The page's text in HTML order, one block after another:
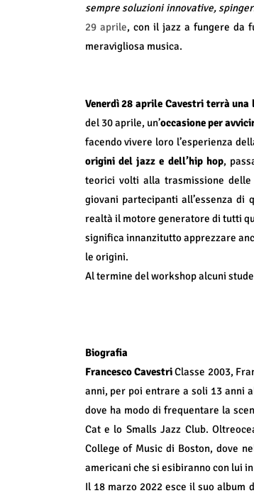
sempre soluzioni innovative,
29 aprile, con il jazz a fungere da
meravigliosa musica.
Venerdì 28 aprile Cavestri terrà
del 30 aprile, un’occasione per
facendo vivere loro l’esperienza
origini del jazz e dell’hip hop,
teorici volti alla trasmissione delle
giovani partecipanti all’essenza di
realtà il motore generatore di tutti
significa innanzitutto apprezzare
le origini.
Al termine del workshop alcuni
Biografia
Francesco CavestriClasse 2003,
anni, per poi entrare a soli 13 anni
dove ha modo di frequentare la
Cat e lo Smalls Jazz Club.
College of Music di Boston, dove
americani che si esibiranno con lui
Il 18 marzo 2022 esce il suo album